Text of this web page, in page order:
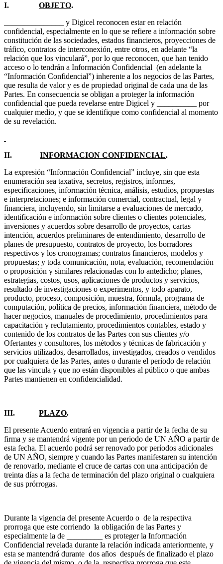
I. OBJETO.
_______________ y Digicel reconocen estar en relación
confidencial, especialmente en lo que se refiere a información sobre
constitución de las sociedades, estados financieros, proyecciones de
tráfico, contratos de interconexión, entre otros, en adelante “la
relación que los vinculará”, por lo que reconocen, que han tenido
acceso o lo tendrán a Información Confidencial (en adelante la
“Información Confidencial”) inherente a los negocios de las Partes,
que resulta de valor y es de propiedad original de cada una de las
Partes. En consecuencia se obligan a proteger la información
confidencial que pueda revelarse entre Digicel y __________ por
cualquier medio, y que se identifique como confidencial al momento
de su revelación.
II. INFORMACION CONFIDENCIAL.
La expresión “Información Confidencial” incluye, sin que esta
enumeración sea taxativa, secretos, registros, informes,
especificaciones, información técnica, análisis, estudios, propuestas
e interpretaciones; e información comercial, contractual, legal y
financiera, incluyendo, sin limitarse a evaluaciones de mercado,
identificación e información sobre clientes o clientes potenciales,
inversiones y acuerdos sobre desarrollo de proyectos, cartas
intención, acuerdos preliminares de entendimiento, desarrollo de
planes de presupuesto, contratos de proyecto, los borradores
respectivos y los cronogramas; contratos financieros, modelos y
propuestas; y toda comunicación, nota, evaluación, recomendación
o proposición y similares relacionadas con lo antedicho; planes,
estrategias, costos, usos, aplicaciones de productos y servicios,
resultado de investigaciones o experimentos, y todo aparato,
producto, proceso, composición, muestra, fórmula, programa de
computación, política de precios, información financiera, método de
hacer negocios, manuales de procedimiento, procedimientos para
capacitación y reclutamiento, procedimientos contables, estado y
contenido de los contratos de las Partes con sus clientes y/o
Ofertantes y consultores, los métodos y técnicas de fabricación y
servicios utilizados, desarrollados, investigados, creados o vendidos
por cualquiera de las Partes, antes o durante el período de relación
que las vincula y que no están disponibles al público o que ambas
Partes mantienen en confidencialidad.
III. PLAZO.
El presente Acuerdo entrará en vigencia a partir de la fecha de su
firma y se mantendrá vigente por un periodo de UN AÑO a partir de
esta fecha. El acuerdo podrá ser renovado por períodos adicionales
de UN AÑO, siempre y cuando las Partes manifestaren su intención
de renovarlo, mediante el cruce de cartas con una anticipación de
treinta días a la fecha de terminación del plazo original o cualquiera
de sus prórrogas.
Durante la vigencia del presente Acuerdo o de la respectiva
prorroga que este corriendo la obligación de las Partes y
especialmente la de _________ es proteger la Información
Confidencial revelada durante la relación indicada anteriormente, y
esta se mantendrá durante dos años después de finalizado el plazo